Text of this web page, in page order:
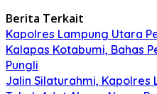
Berita Terkait
Kapolres Lampung Utara
Kalapas Kotabumi, Bahas
Pungli
Jalin Silaturahmi, Kapolres